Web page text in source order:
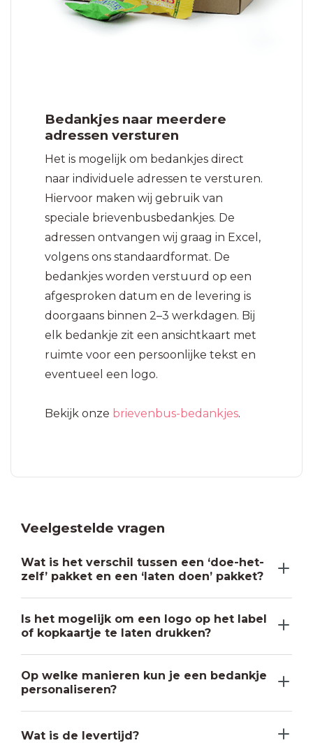
Bedankjes naar meerdere
adressen versturen
Het is mogelijk om bedankjes direct
naar individuele adressen te versturen.
Hiervoor maken wij gebruik van
speciale brievenbusbedankjes. De
adressen ontvangen wij graag in Excel,
volgens ons standaardformat. De
bedankjes worden verstuurd op een
afgesproken datum en de levering is
doorgaans binnen 2–3 werkdagen. Bij
elk bedankje zit een ansichtkaart met
ruimte voor een persoonlijke tekst en
eventueel een logo.
Bekijk onze brievenbus-bedankjes.
Veelgestelde vragen
Wat is het verschil tussen een ‘doe-het-
zelf’ pakket en een ‘laten doen’ pakket?
Is het mogelijk om een logo op het label
of kopkaartje te laten drukken?
Op welke manieren kun je een bedankje
personaliseren?
Wat is de levertijd?